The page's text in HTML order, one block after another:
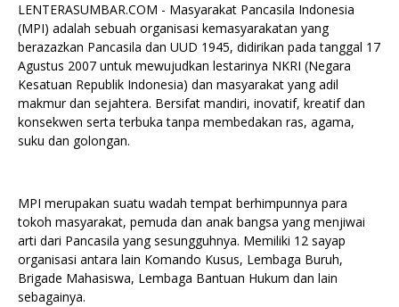
LENTERASUMBAR.COM - Masyarakat Pancasila Indonesia
(MPI) adalah sebuah organisasi kemasyarakatan yang
berazazkan Pancasila dan UUD 1945, didirikan pada tanggal 17
Agustus 2007 untuk mewujudkan lestarinya NKRI (Negara
Kesatuan Republik Indonesia) dan masyarakat yang adil
makmur dan sejahtera. Bersifat mandiri, inovatif, kreatif dan
konsekwen serta terbuka tanpa membedakan ras, agama,
suku dan golongan.
MPI merupakan suatu wadah tempat berhimpunnya para
tokoh masyarakat, pemuda dan anak bangsa yang menjiwai
arti dari Pancasila yang sesungguhnya. Memiliki 12 sayap
organisasi antara lain Komando Kusus, Lembaga Buruh,
Brigade Mahasiswa, Lembaga Bantuan Hukum dan lain
sebagainya.